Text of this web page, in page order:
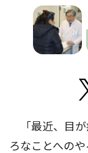
「最近、目が
ろなことへの